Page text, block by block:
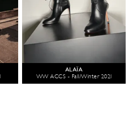
ALAÏA
WW ACCS - Fall/Winter 2021